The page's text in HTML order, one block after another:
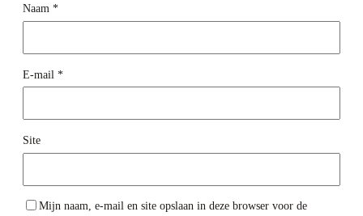
Naam *
E-mail *
Site
Mijn naam, e-mail en site opslaan in deze browser voor de